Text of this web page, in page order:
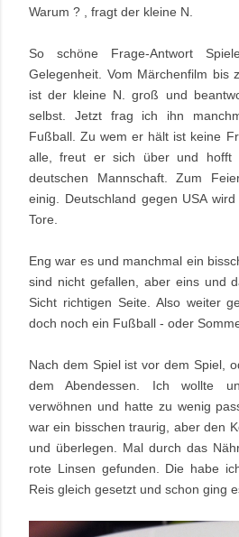
Warum ? , fragt der kleine N.
So schöne Frage-Antwort
Gelegenheit. Vom Märchenfilm bis
ist der kleine N. groß und
selbst. Jetzt frag ich ihn
Fußball. Zu wem er hält ist keine
alle, freut er sich über und hofft
deutschen Mannschaft. Zum
einig. Deutschland gegen USA
Tore.
Eng war es und manchmal ein
sind nicht gefallen, aber eins und
Sicht richtigen Seite. Also weiter
doch noch ein Fußball - oder
Nach dem Spiel ist vor dem Spiel,
dem Abendessen. Ich wollte
verwöhnen und hatte zu wenig
war ein bisschen traurig, aber den
und überlegen. Mal durch das
rote Linsen gefunden. Die habe
Reis gleich gesetzt und schon ging